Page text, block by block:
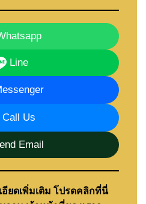
Line
Call Us
Email
ยดเพิ่มเติม โปรดคลิกที่นี่